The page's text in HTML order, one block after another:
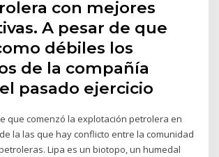
con mejores
A pesar de que
débiles los
de la compañía
pasado ejercicio
que comenzó la explotación petrolera en
la las que hay conflicto entre la comunidad
Lipa es un biotopo, un humedal